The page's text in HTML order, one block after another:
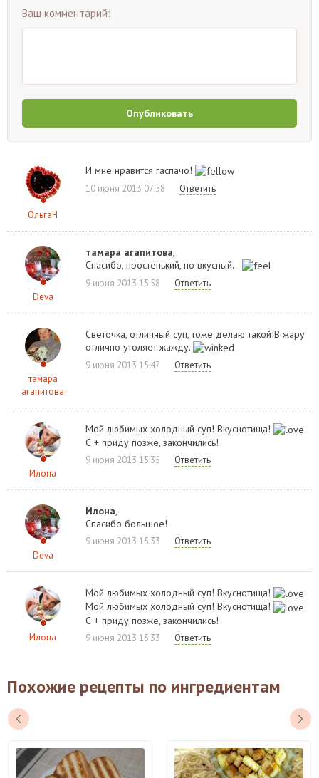
Ваш комментарий:
Опубликовать
ОльгаЧ
И мне нравится гаспачо!
10 июня 2013 07:58 Ответить
Deva
тамара агапитова,
Спасибо, простенький, но вкусный...
9 июня 2013 15:58 Ответить
тамара
агапитова
Светочка, отличный суп, тоже делаю такой!В жару
отлично утоляет жажду.
9 июня 2013 15:47 Ответить
Илона
Мой любимых холодный суп! Вкуснотища!
С + приду позже, закончились!
9 июня 2013 15:35 Ответить
Deva
Илона,
Спасибо большое!
9 июня 2013 15:33 Ответить
Илона
Мой любимых холодный суп! Вкуснотища!
Мой любимых холодный суп! Вкуснотища!
С + приду позже, закончились!
9 июня 2013 15:33 Ответить
Похожие рецепты по ингредиентам